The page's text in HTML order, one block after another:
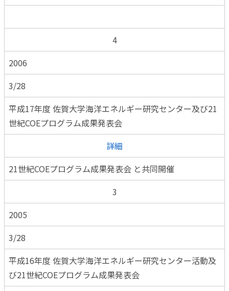
4
2006
3/28
平成17年度 佐賀大学海洋エネルギー研究センター及び21
世紀COEプログラム成果発表会
詳細
21世紀COEプログラム成果発表会 と共同開催
3
2005
3/28
平成16年度 佐賀大学海洋エネルギー研究センター活動及
び21世紀COEプログラム成果発表会